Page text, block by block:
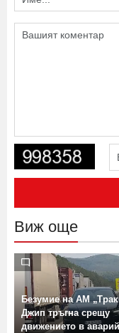
Виж още
Безумие на АМ
Джип тръгна срещу
движението в